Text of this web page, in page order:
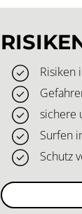
Risiken
sichere
Surfen
Schutz